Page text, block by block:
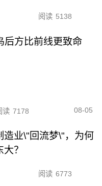
阅读 5138
后方比前线更致命
读 7178 08-05
造业\"回流梦\"，为何
？
阅读 6773